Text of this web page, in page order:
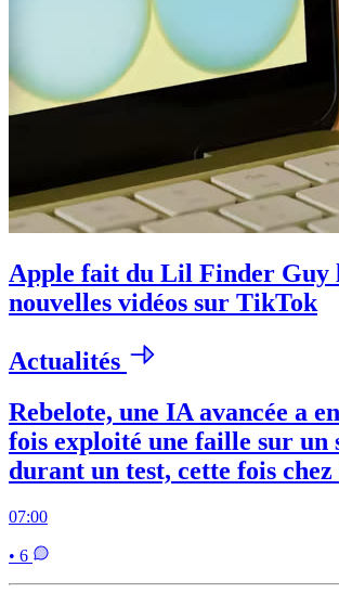
Apple fait du Lil Finder Guy
nouvelles vidéos sur TikTok
Actualités
Rebelote, une IA avancée a
fois exploité une faille sur un
durant un test, cette fois
07:00
• 6